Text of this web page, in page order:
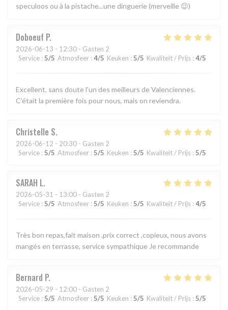
speculoos ou à la pistache...une dinguerie (merveille 😉)
Doboeuf P
2026-06-13 - 12:30 - Gasten 2
Service : 5/5 Atmosfeer : 4/5 Keuken : 5/5 Kwaliteit / Prijs : 4/5
Excellent, sans doute l'un des meilleurs de Valenciennes.
C'était la première fois pour nous, mais on reviendra.
Christelle S
2026-06-12 - 20:30 - Gasten 2
Service : 5/5 Atmosfeer : 5/5 Keuken : 5/5 Kwaliteit / Prijs : 5/5
SARAH L
2026-05-31 - 13:00 - Gasten 2
Service : 5/5 Atmosfeer : 5/5 Keuken : 5/5 Kwaliteit / Prijs : 4/5
Très bon repas,fait maison ,prix correct ,copieux, nous avons
mangés en terrasse, service sympathique Je recommande
Bernard P
2026-05-29 - 12:00 - Gasten 2
Service : 5/5 Atmosfeer : 5/5 Keuken : 5/5 Kwaliteit / Prijs : 5/5